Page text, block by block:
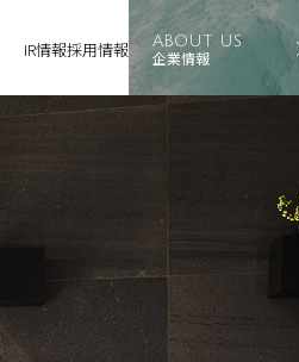
IR情報採用情報 ABOUT US
企業情報